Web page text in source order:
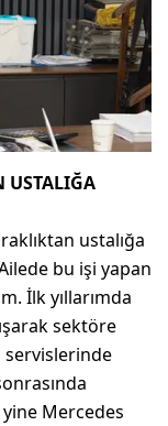
USTALIĞA
ustalığa
bu işi yapan
İlk yıllarımda
sektöre
servislerinde
Mercedes